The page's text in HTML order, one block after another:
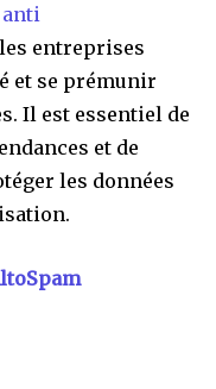
anti
entreprises
et se prémunir
Il est essentiel de
et de
les données